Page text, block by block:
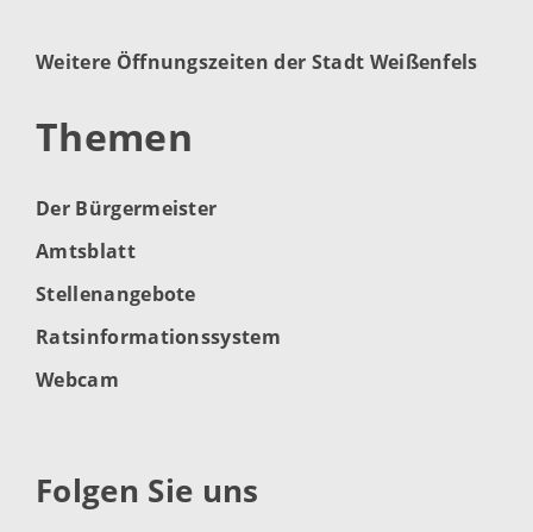
Weitere Öffnungszeiten der Stadt Weißenfels
Themen
Der Bürgermeister
Amtsblatt
Stellenangebote
Ratsinformationssystem
Webcam
Folgen Sie uns